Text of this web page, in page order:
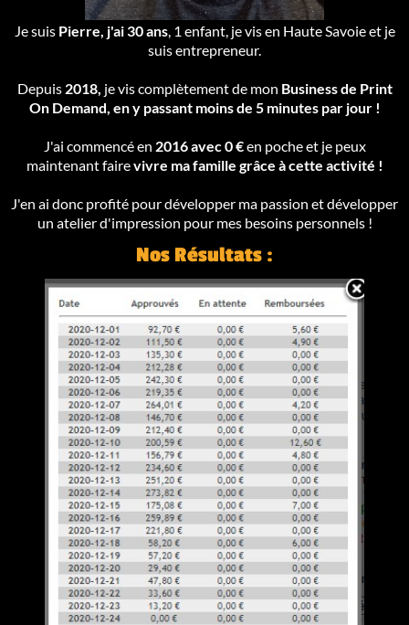
Je suis Pierre, j'ai 30 ans, 1 enfant, je vis en Haute Savoie et je
suis entrepreneur.
Depuis 2018, je vis complètement de mon Business de Print
On Demand, en y passant moins de 5 minutes par jour !
J'ai commencé en 2016 avec 0 €en poche et je peux
maintenant fairevivre ma famille grâce à cette activité !
J'en ai donc profité pour développer ma passion et développer
un atelier d'impression pour mes besoins personnels !
Nos Résultats :